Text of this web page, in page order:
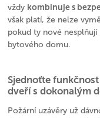
vždy kombinuje s
však platí, že nelze
pokud ty nové
bytového domu.
Sjednoťte
dveří s dokonalým
Požární uzávěry už